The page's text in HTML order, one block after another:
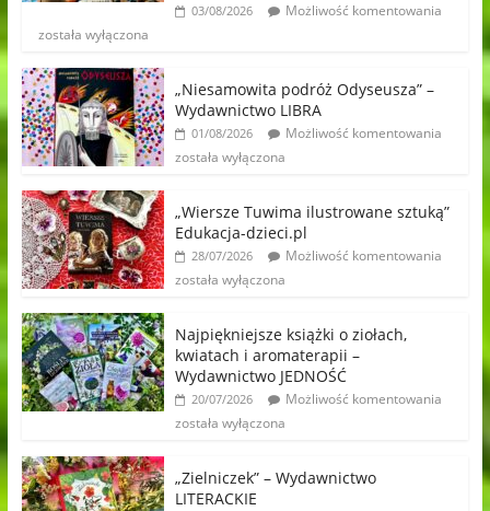
03/08/2026
Możliwość komentowania
została wyłączona
„Niesamowita podróż Odyseusza” –
Wydawnictwo LIBRA
01/08/2026
Możliwość komentowania
została wyłączona
„Wiersze Tuwima ilustrowane sztuką”
Edukacja-dzieci.pl
28/07/2026
Możliwość komentowania
została wyłączona
Najpiękniejsze książki o ziołach,
kwiatach i aromaterapii –
Wydawnictwo JEDNOŚĆ
20/07/2026
Możliwość komentowania
została wyłączona
„Zielniczek” – Wydawnictwo
LITERACKIE